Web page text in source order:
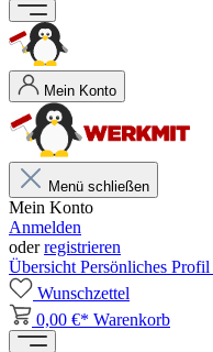
Mein Konto
Menü schließen
Mein Konto
Anmelden
oderregistrieren
Übersicht Persönliches Profil
Wunschzettel
0,00 €* Warenkorb